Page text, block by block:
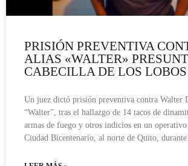
PRISIÓN PREVENTIVA
ALIAS «WALTER»
CABECILLA DE LOS LOBOS
Un juez dictó prisión preventiva contra Walter
“Walter”, tras el hallazgo de 14 tacos de
armas de fuego y otros indicios en un
Ciudad Bicentenario, al norte de Quito, durante